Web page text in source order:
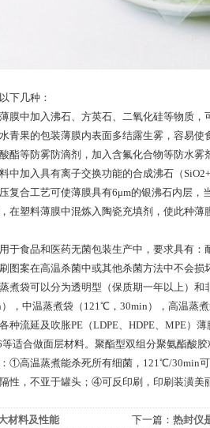
几种：
中加入沸石、方英石、二氧化硅等物质，
的包装薄膜内表面多结露生雾，容易使
酯等防雾防滴剂，加入含氟化合物等防水雾
入具有离子交换功能的合成沸石（
复合工艺可使薄膜具有6μm的银沸石内层
料薄膜中混炼入陶瓷充填剂，使此种薄
食品和医药无菌包装生产中，要求具有：
图案在高温杀菌中或其他杀菌方法中不会损
袋可以分为透明型（保质期一年以上）和
，中温蒸煮袋（121℃，30min），高温蒸
流延及吹胀PE（LDPE、HDPE、MPE）薄
适合做面层材料。聚酯型双组分聚氨酯酸
高温蒸煮能杀死所有细菌，121℃/30min可
性，不亚于罐头；④可反印刷，印刷装潢美
材料及性能 下一篇： 热封仪